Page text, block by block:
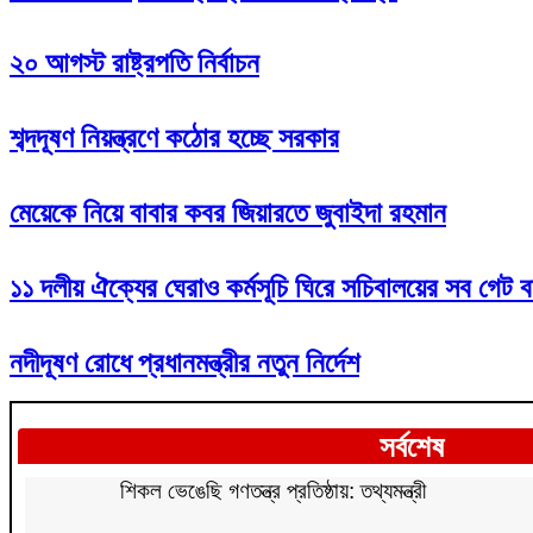
২০ আগস্ট রাষ্ট্রপতি নির্বাচন
শব্দদূষণ নিয়ন্ত্রণে কঠোর হচ্ছে সরকার
মেয়েকে নিয়ে বাবার কবর জিয়ারতে জুবাইদা রহমান
১১ দলীয় ঐক্যের ঘেরাও কর্মসূচি ঘিরে সচিবালয়ের সব গেট
নদীদূষণ রোধে প্রধানমন্ত্রীর নতুন নির্দেশ
সর্বশেষ
শিকল ভেঙেছি গণতন্ত্র প্রতিষ্ঠায়: তথ্যমন্ত্রী